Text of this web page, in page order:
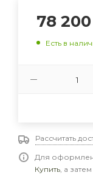
78 200
Есть в
Рассчитать
Для
Купить, а затем